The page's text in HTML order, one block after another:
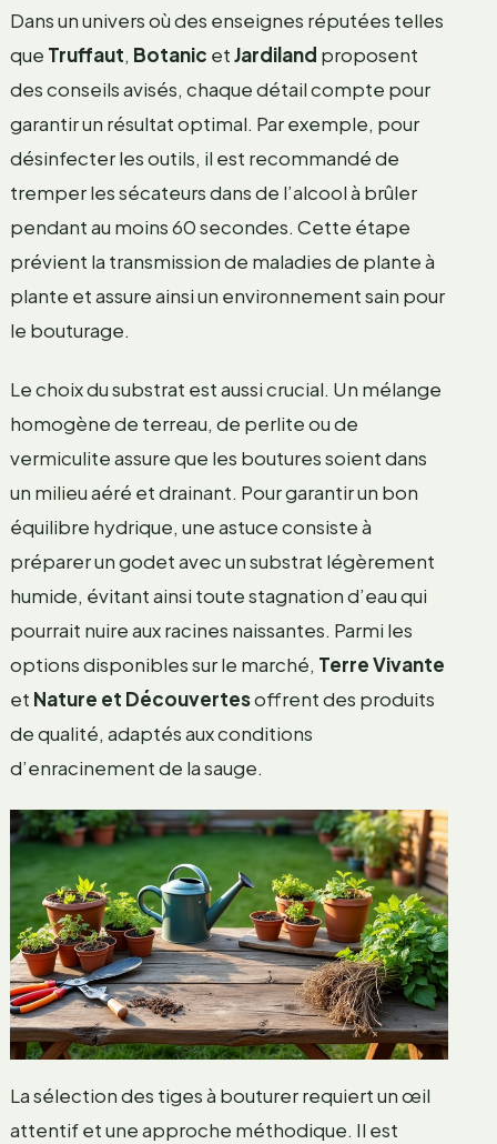
Dans un univers où des enseignes réputées telles
que Truffaut, Botanic etJardiland proposent
des conseils avisés, chaque détail compte pour
garantir un résultat optimal. Par exemple, pour
désinfecter les outils, il est recommandé de
tremper les sécateurs dans de l’alcool à brûler
pendant au moins 60 secondes. Cette étape
prévient la transmission de maladies de plante à
plante et assure ainsi un environnement sain pour
le bouturage.
Le choix du substrat est aussi crucial. Un mélange
homogène de terreau, de perlite ou de
vermiculite assure que les boutures soient dans
un milieu aéré et drainant. Pour garantir un bon
équilibre hydrique, une astuce consiste à
préparer un godet avec un substrat légèrement
humide, évitant ainsi toute stagnation d’eau qui
pourrait nuire aux racines naissantes. Parmi les
options disponibles sur le marché, Terre Vivante
et Nature et Découvertesoffrent des produits
de qualité, adaptés aux conditions
d’enracinement de la sauge.
La sélection des tiges à bouturer requiert un œil
attentif et une approche méthodique. Il est